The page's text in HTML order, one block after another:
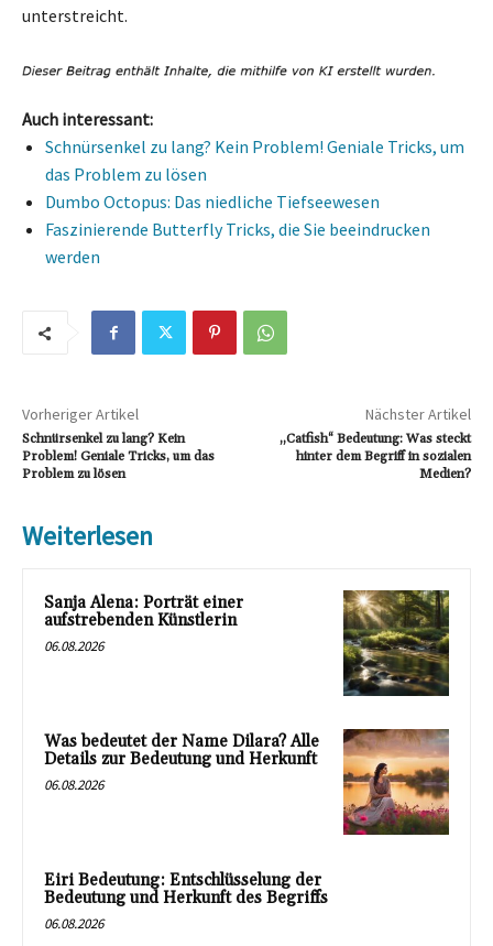
unterstreicht.
Auch interessant:
Schnürsenkel zu lang? Kein Problem! Geniale Tricks, um
das Problem zu lösen
Dumbo Octopus: Das niedliche Tiefseewesen
Faszinierende Butterfly Tricks, die Sie beeindrucken
werden
Vorheriger Artikel
Schnürsenkel zu lang? Kein
Problem! Geniale Tricks, um das
Problem zu lösen
Nächster Artikel
„Catfish“ Bedeutung: Was steckt
hinter dem Begriff in sozialen
Medien?
Weiterlesen
Sanja Alena: Porträt einer
aufstrebenden Künstlerin
06.08.2026
Was bedeutet der Name Dilara? Alle
Details zur Bedeutung und Herkunft
06.08.2026
Eiri Bedeutung: Entschlüsselung der
Bedeutung und Herkunft des Begriffs
06.08.2026